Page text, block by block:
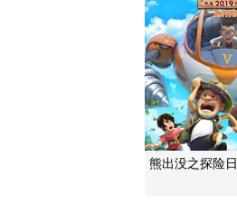
熊出没之探险